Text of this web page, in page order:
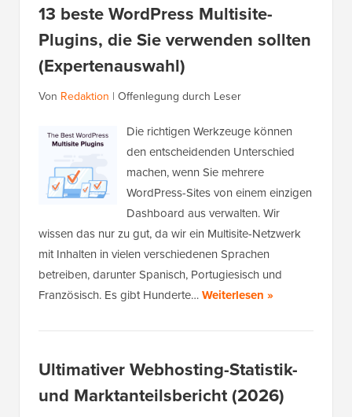
13 beste WordPress Multisite-
Plugins, die Sie verwenden sollten
(Expertenauswahl)
Von Redaktion | Offenlegung durch Leser
Die richtigen Werkzeuge können
den entscheidenden Unterschied
machen, wenn Sie mehrere
WordPress-Sites von einem einzigen
Dashboard aus verwalten. Wir
wissen das nur zu gut, da wir ein Multisite-Netzwerk
mit Inhalten in vielen verschiedenen Sprachen
betreiben, darunter Spanisch, Portugiesisch und
Französisch. Es gibt Hunderte…Weiterlesen »
Ultimativer Webhosting-Statistik-
und Marktanteilsbericht (2026)